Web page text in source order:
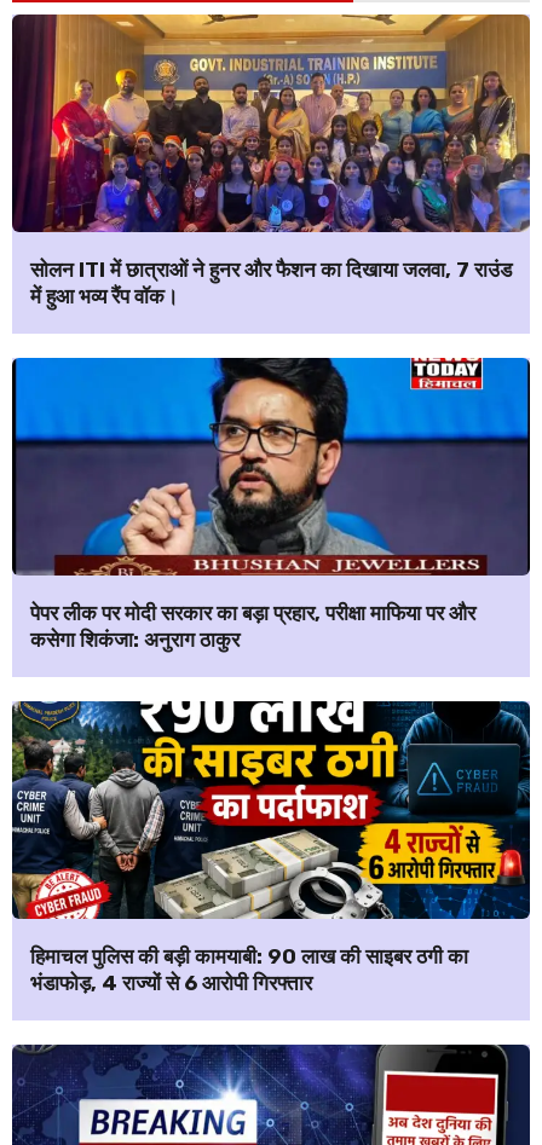
सोलन ITI में छात्राओं ने हुनर और फैशन का दिखाया जलवा, 7 राउंड
में हुआ भव्य रैंप वॉक।
पेपर लीक पर मोदी सरकार का बड़ा प्रहार, परीक्षा माफिया पर और
कसेगा शिकंजा: अनुराग ठाकुर
हिमाचल पुलिस की बड़ी कामयाबी: ₹90 लाख की साइबर ठगी का
भंडाफोड़, 4 राज्यों से 6 आरोपी गिरफ्तार